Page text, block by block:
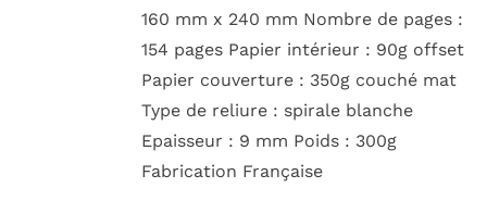
160 mm x 240 mm Nombre de pages :
154 pages Papier intérieur : 90g offset
Papier couverture : 350g couché mat
Type de reliure : spirale blanche
Epaisseur : 9 mm Poids : 300g
Fabrication Française